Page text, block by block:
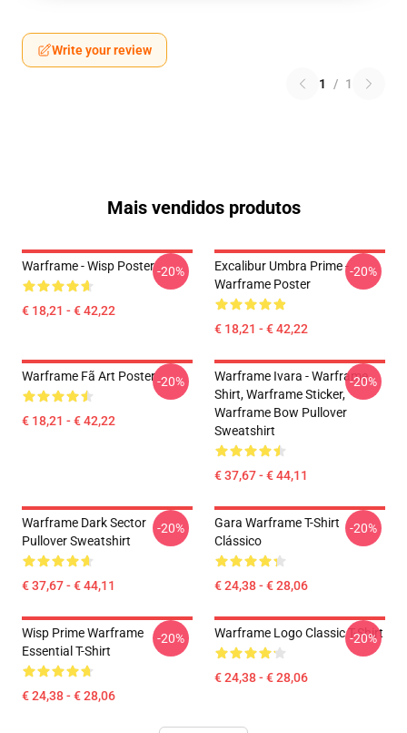
Write your review
1 / 1
Mais vendidos produtos
Warframe - Wisp Poster
€ 18,21 - € 42,22
-20%
Excalibur Umbra Prime -
Warframe Poster
€ 18,21 - € 42,22
-20%
Warframe Fã Art Poster
€ 18,21 - € 42,22
-20%
Warframe Ivara - Warframe
Shirt, Warframe Sticker,
Warframe Bow Pullover
Sweatshirt
€ 37,67 - € 44,11
-20%
Warframe Dark Sector
Pullover Sweatshirt
€ 37,67 - € 44,11
-20%
Gara Warframe T-Shirt
Clássico
€ 24,38 - € 28,06
-20%
Wisp Prime Warframe
Essential T-Shirt
€ 24,38 - € 28,06
-20% Warframe Logo Classic T-Shirt
€ 24,38 - € 28,06
-20%